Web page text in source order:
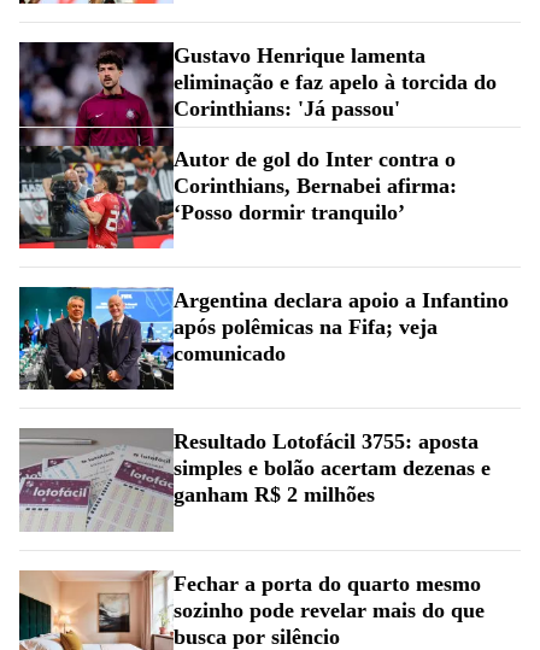
Gustavo Henrique lamenta
eliminação e faz apelo à torcida do
Corinthians: 'Já passou'
Autor de gol do Inter contra o
Corinthians, Bernabei afirma:
‘Posso dormir tranquilo’
Argentina declara apoio a Infantino
após polêmicas na Fifa; veja
comunicado
Resultado Lotofácil 3755: aposta
simples e bolão acertam dezenas e
ganham R$ 2 milhões
Fechar a porta do quarto mesmo
sozinho pode revelar mais do que
busca por silêncio